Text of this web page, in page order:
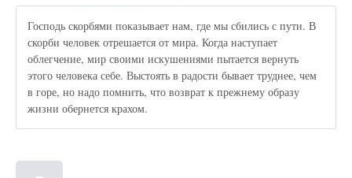
Господь скорбями показывает нам, где мы сбились с пути. В
скорби человек отрешается от мира. Когда наступает
облегчение, мир своими искушениями пытается вернуть
этого человека себе. Выстоять в радости бывает труднее, чем
в горе, но надо помнить, что возврат к прежнему образу
жизни обернется крахом.